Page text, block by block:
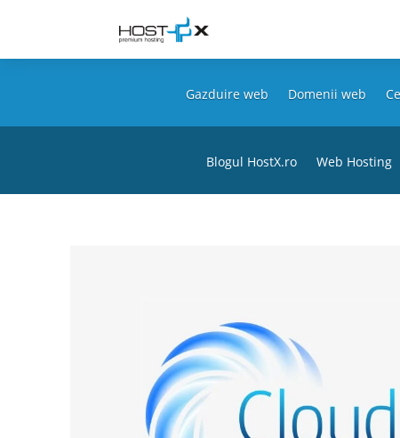
Gazduire web Domenii web
Blogul HostX.ro Web Hosting